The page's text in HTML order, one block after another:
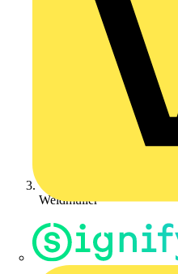
Weidmüller